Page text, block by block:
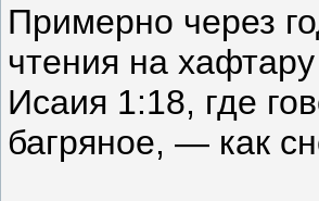
Примерно через
чтения на
Исаия 1:18, где
багряное, — как